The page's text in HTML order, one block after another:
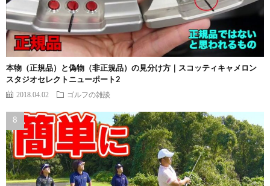
本物（正規品）と偽物（非正規品）の見分け方｜スコッティキャメロン
スタジオセレクトニューポート2
2018.04.02 ゴルフの雑談